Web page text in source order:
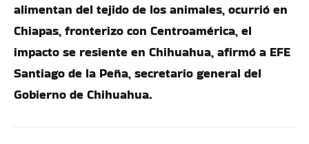
alimentan del tejido de los animales, ocurrió en
Chiapas, fronterizo con Centroamérica, el
impacto se resiente en Chihuahua, afirmó a EFE
Santiago de la Peña, secretario general del
Gobierno de Chihuahua.